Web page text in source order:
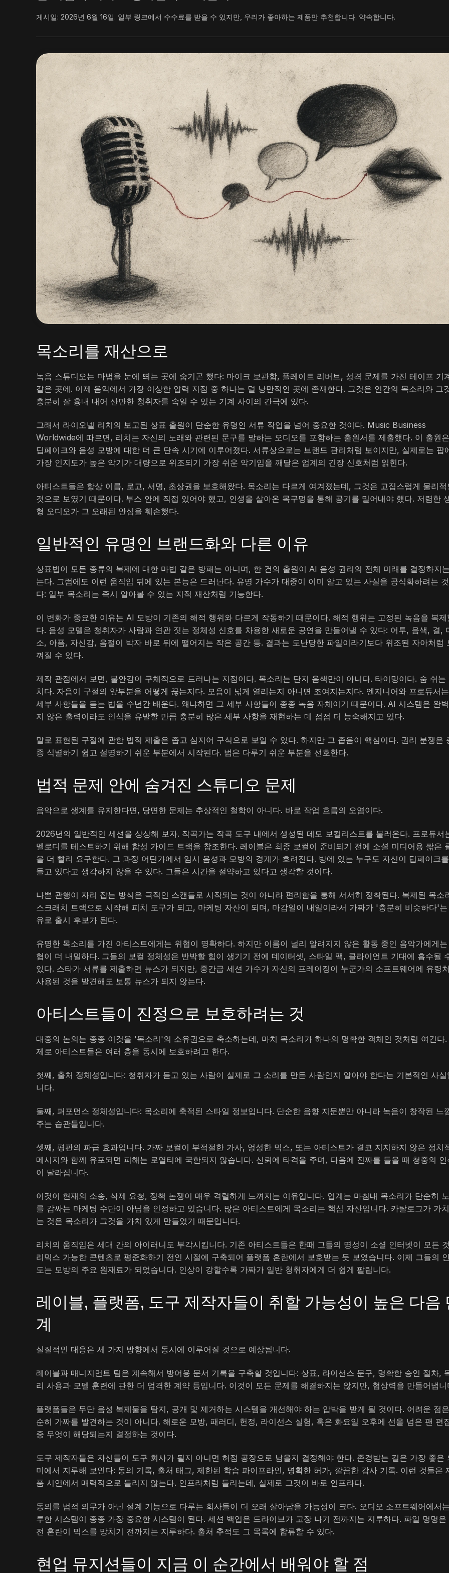
게시일: 2026년 6월 16일. 일부 링크에서 수수료를 받을 수 있지만, 우리가 좋아하는 제품만 추천합니다. 약속합니다.
목소리를 재산으로
녹음 스튜디오는 마법을 눈에 띄는 곳에 숨기곤 했다: 마이크 보관함, 플레이트 리버브, 성격 문제를 가진 테이프 기
같은 곳에. 이제 음악에서 가장 이상한 압력 지점 중 하나는 덜 낭만적인 곳에 존재한다. 그것은 인간의 목소리와 그
충분히 잘 흉내 내어 산만한 청취자를 속일 수 있는 기계 사이의 간극에 있다.
그래서 라이오넬 리치의 보고된 상표 출원이 단순한 유명인 서류 작업을 넘어 중요한 것이다. Music Business
Worldwide에 따르면, 리치는 자신의 노래와 관련된 문구를 말하는 오디오를 포함하는 출원서를 제출했다. 이 출원
딥페이크와 음성 모방에 대한 더 큰 단속 시기에 이루어졌다. 서류상으로는 브랜드 관리처럼 보이지만, 실제로는 팝
가장 인지도가 높은 악기가 대량으로 위조되기 가장 쉬운 악기임을 깨달은 업계의 긴장 신호처럼 읽힌다.
아티스트들은 항상 이름, 로고, 서명, 초상권을 보호해왔다. 목소리는 다르게 여겨졌는데, 그것은 고집스럽게 물리적
것으로 보였기 때문이다. 부스 안에 직접 있어야 했고, 인생을 살아온 목구멍을 통해 공기를 밀어내야 했다. 저렴한
형 오디오가 그 오래된 안심을 훼손했다.
일반적인 유명인 브랜드화와 다른 이유
상표법이 모든 종류의 복제에 대한 마법 같은 방패는 아니며, 한 건의 출원이 AI 음성 권리의 전체 미래를 결정하지
는다. 그럼에도 이런 움직임 뒤에 있는 본능은 드러난다. 유명 가수가 대중이 이미 알고 있는 사실을 공식화하려는
다: 일부 목소리는 즉시 알아볼 수 있는 지적 재산처럼 기능한다.
이 변화가 중요한 이유는 AI 모방이 기존의 해적 행위와 다르게 작동하기 때문이다. 해적 행위는 고정된 녹음을 복제
다. 음성 모델은 청취자가 사람과 연관 짓는 정체성 신호를 차용한 새로운 공연을 만들어낼 수 있다: 어투, 음색, 결,
소, 아픔, 자신감, 음절이 박자 바로 뒤에 떨어지는 작은 공간 등. 결과는 도난당한 파일이라기보다 위조된 자아처럼
껴질 수 있다.
제작 관점에서 보면, 불안감이 구체적으로 드러나는 지점이다. 목소리는 단지 음색만이 아니다. 타이밍이다. 숨 쉬는
치다. 자음이 구절의 앞부분을 어떻게 끊는지다. 모음이 넓게 열리는지 아니면 조여지는지다. 엔지니어와 프로듀서
세부 사항들을 듣는 법을 수년간 배운다. 왜냐하면 그 세부 사항들이 종종 녹음 자체이기 때문이다. AI 시스템은 완
지 않은 출력이라도 인식을 유발할 만큼 충분히 많은 세부 사항을 재현하는 데 점점 더 능숙해지고 있다.
말로 표현된 구절에 관한 법적 제출은 좁고 심지어 구식으로 보일 수 있다. 하지만 그 좁음이 핵심이다. 권리 분쟁은
종 식별하기 쉽고 설명하기 쉬운 부분에서 시작된다. 법은 다루기 쉬운 부분을 선호한다.
법적 문제 안에 숨겨진 스튜디오 문제
음악으로 생계를 유지한다면, 당면한 문제는 추상적인 철학이 아니다. 바로 작업 흐름의 오염이다.
2026년의 일반적인 세션을 상상해 보자. 작곡가는 작곡 도구 내에서 생성된 데모 보컬리스트를 불러온다. 프로듀서
멜로디를 테스트하기 위해 합성 가이드 트랙을 참조한다. 레이블은 최종 보컬이 준비되기 전에 소셜 미디어용 짧은
을 더 빨리 요구한다. 그 과정 어딘가에서 임시 음성과 모방의 경계가 흐려진다. 방에 있는 누구도 자신이 딥페이크
들고 있다고 생각하지 않을 수 있다. 그들은 시간을 절약하고 있다고 생각할 것이다.
나쁜 관행이 자리 잡는 방식은 극적인 스캔들로 시작되는 것이 아니라 편리함을 통해 서서히 정착된다. 복제된 목소
스크래치 트랙으로 시작해 피치 도구가 되고, 마케팅 자산이 되며, 마감일이 내일이라서 가짜가 '충분히 비슷하다'는
유로 출시 후보가 된다.
유명한 목소리를 가진 아티스트에게는 위협이 명확하다. 하지만 이름이 널리 알려지지 않은 활동 중인 음악가에게는
협이 더 내밀하다. 그들의 보컬 정체성은 반박할 힘이 생기기 전에 데이터셋, 스타일 팩, 클라이언트 기대에 흡수될
있다. 스타가 서류를 제출하면 뉴스가 되지만, 중간급 세션 가수가 자신의 프레이징이 누군가의 소프트웨어에 유령
사용된 것을 발견해도 보통 뉴스가 되지 않는다.
아티스트들이 진정으로 보호하려는 것
대중의 논의는 종종 이것을 '목소리'의 소유권으로 축소하는데, 마치 목소리가 하나의 명확한 객체인 것처럼 여긴다.
제로 아티스트들은 여러 층을 동시에 보호하려고 한다.
첫째, 출처 정체성입니다: 청취자가 듣고 있는 사람이 실제로 그 소리를 만든 사람인지 알아야 한다는 기본적인 사실
니다.
둘째, 퍼포먼스 정체성입니다: 목소리에 축적된 스타일 정보입니다. 단순한 음향 지문뿐만 아니라 녹음이 창작된 느
주는 습관들입니다.
셋째, 평판의 파급 효과입니다. 가짜 보컬이 부적절한 가사, 엉성한 믹스, 또는 아티스트가 결코 지지하지 않은 정치
메시지와 함께 유포되면 피해는 로열티에 국한되지 않습니다. 신뢰에 타격을 주며, 다음에 진짜를 들을 때 청중의 인
이 달라집니다.
이것이 현재의 소송, 삭제 요청, 정책 논쟁이 매우 격렬하게 느껴지는 이유입니다. 업계는 마침내 목소리가 단순히
를 감싸는 마케팅 수단이 아님을 인정하고 있습니다. 많은 아티스트에게 목소리는 핵심 자산입니다. 카탈로그가 가
는 것은 목소리가 그것을 가치 있게 만들었기 때문입니다.
리치의 움직임은 세대 간의 아이러니도 부각시킵니다. 기존 아티스트들은 한때 그들의 명성이 소셜 인터넷이 모든
리믹스 가능한 콘텐츠로 평준화하기 전인 시절에 구축되어 플랫폼 혼란에서 보호받는 듯 보였습니다. 이제 그들의
도는 모방의 주요 원재료가 되었습니다. 인상이 강할수록 가짜가 일반 청취자에게 더 쉽게 팔립니다.
레이블, 플랫폼, 도구 제작자들이 취할 가능성이 높은 다음
계
실질적인 대응은 세 가지 방향에서 동시에 이루어질 것으로 예상됩니다.
레이블과 매니지먼트 팀은 계속해서 방어용 문서 기록을 구축할 것입니다: 상표, 라이선스 문구, 명확한 승인 절차,
리 사용과 모델 훈련에 관한 더 엄격한 계약 등입니다. 이것이 모든 문제를 해결하지는 않지만, 협상력을 만들어냅니
플랫폼들은 무단 음성 복제물을 탐지, 공개 및 제거하는 시스템을 개선해야 하는 압박을 받게 될 것이다. 어려운 점
순히 가짜를 발견하는 것이 아니다. 해로운 모방, 패러디, 헌정, 라이선스 실험, 혹은 화요일 오후에 선을 넘은 팬 편
중 무엇이 해당되는지 결정하는 것이다.
도구 제작자들은 자신들이 도구 회사가 될지 아니면 허점 공장으로 남을지 결정해야 한다. 존경받는 길은 가장 좋은
미에서 지루해 보인다: 동의 기록, 출처 태그, 제한된 학습 파이프라인, 명확한 허가, 깔끔한 감사 기록. 이런 것들은
품 시연에서 매력적으로 들리지 않는다. 인프라처럼 들리는데, 실제로 그것이 바로 인프라다.
동의를 법적 의무가 아닌 설계 기능으로 다루는 회사들이 더 오래 살아남을 가능성이 크다. 오디오 소프트웨어에서
루한 시스템이 종종 가장 중요한 시스템이 된다. 세션 백업은 드라이브가 고장 나기 전까지는 지루하다. 파일 명명은
전 혼란이 믹스를 망치기 전까지는 지루하다. 출처 추적도 그 목록에 합류할 수 있다.
현업 뮤지션들이 지금 이 순간에서 배워야 할 점